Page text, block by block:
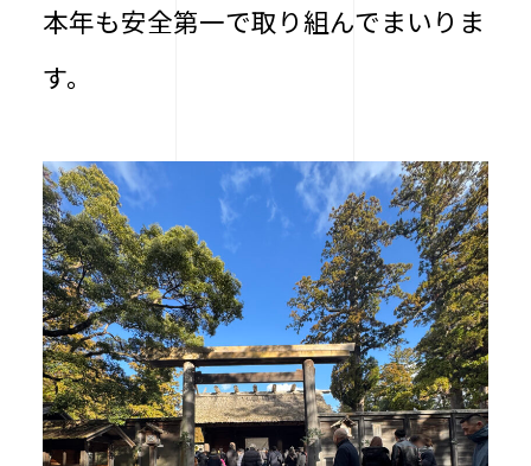
本年も安全第一で取り組んでまいりま
す。